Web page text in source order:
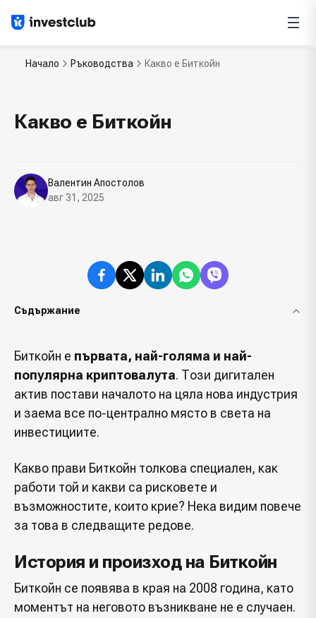
Начало Ръководства Какво е Биткойн
Какво е Биткойн
Валентин Апостолов
авг 31, 2025
Съдържание
Биткойн е първата, най-голяма и най-
популярна криптовалута. Този дигитален
актив постави началото на цяла нова индустрия
и заема все по-централно място в света на
инвестициите.
Какво прави Биткойн толкова специален, как
работи той и какви са рисковете и
възможностите, които крие? Нека видим повече
за това в следващите редове.
История и произход на Биткойн
Биткойн се появява в края на 2008 година, като
моментът на неговото възникване не е случаен.